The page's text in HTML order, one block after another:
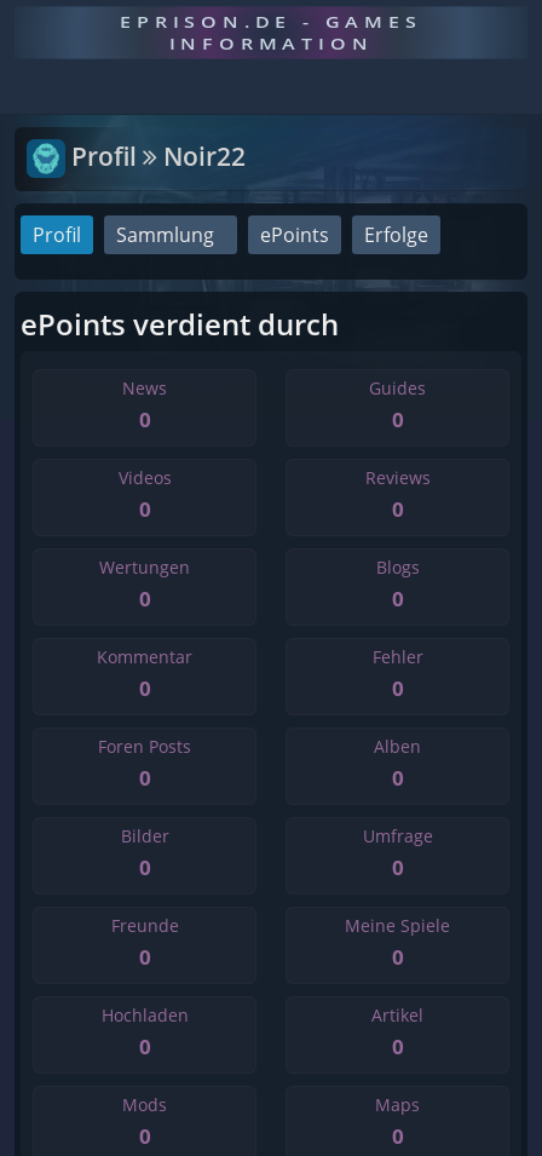
EPRISON.DE - GAMES
INFORMATION
Profil Noir22
Profil Sammlung ePoints Erfolge
ePoints verdient durch
News
0
Guides
0
Videos
0
Reviews
0
Wertungen
0
Blogs
0
Kommentar
0
Fehler
0
Foren Posts
0
Alben
0
Bilder
0
Umfrage
0
Freunde
0
Meine Spiele
0
Hochladen
0
Artikel
0
Mods
0
Maps
0